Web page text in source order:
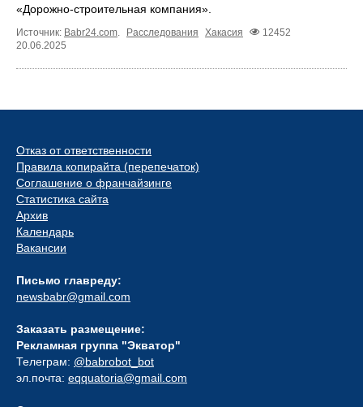
«Дорожно-строительная компания».
Источник: Babr24.com Расследования Хакасия
12452
20.06.2025
Отказ от ответственности
Правила копирайта (перепечаток)
Соглашение о франчайзинге
Статистика сайта
Архив
Календарь
Вакансии
Письмо главреду:
newsbabr@gmail.com
Заказать размещение:
Рекламная группа "Экватор"
Телеграм: @babrobot_bot
эл.почта: eqquatoria@gmail.com